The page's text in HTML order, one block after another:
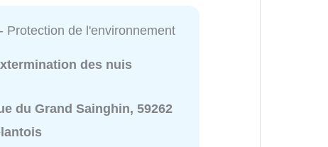
Protection de l'environnement
des nuis
du Grand Sainghin, 59262